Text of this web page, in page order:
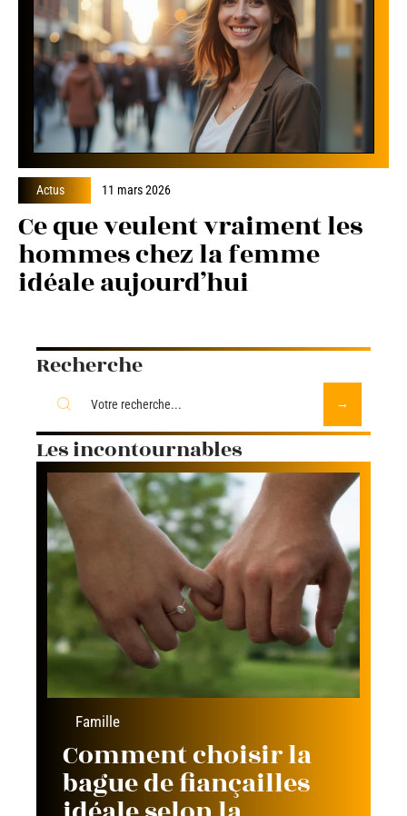
Actus 11 mars 2026
Ce que veulent vraiment les
hommes chez la femme
idéale aujourd’hui
Recherche
Les incontournables
Famille
Comment choisir la
bague de fiançailles